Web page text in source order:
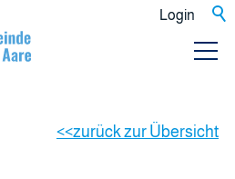
Login
zurück zur Übersicht